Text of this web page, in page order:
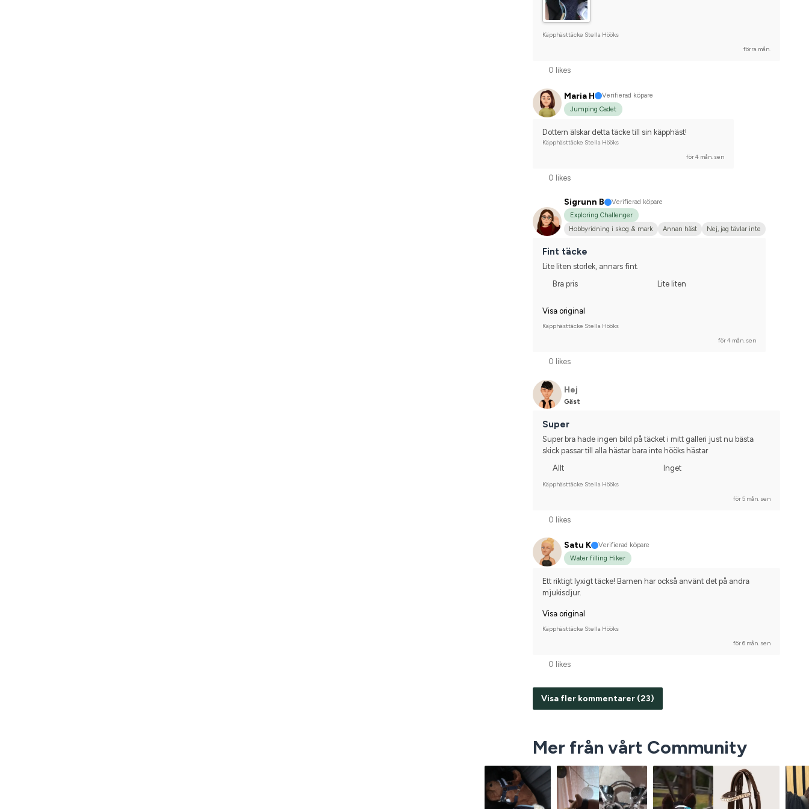
Käpphästtäcke Stella Hööks
förra mån.
0 likes
Maria H
Verifierad köpare
Jumping Cadet
Dottern älskar detta täcke till sin käpphäst!
Käpphästtäcke Stella Hööks
för 4 mån. sen
0 likes
Sigrunn B
Verifierad köpare
Exploring Challenger
Hobbyridning i skog & mark
Annan häst Nej, jag tävlar inte
Fint täcke
Lite liten storlek, annars fint.
Bra pris
Lite liten
Visa original
Käpphästtäcke Stella Hööks
för 4 mån. sen
0 likes
Hej
Gäst
Super
Super bra hade ingen bild på täcket i mitt galleri just nu bästa
skick passar till alla hästar bara inte hööks hästar
Allt
Inget
Käpphästtäcke Stella Hööks
för 5 mån. sen
0 likes
Satu K
Verifierad köpare
Water filling Hiker
Ett riktigt lyxigt täcke! Barnen har också använt det på andra
mjukisdjur.
Visa original
Käpphästtäcke Stella Hööks
för 6 mån. sen
0 likes
Visa fler kommentarer (23)
Mer från vårt Community